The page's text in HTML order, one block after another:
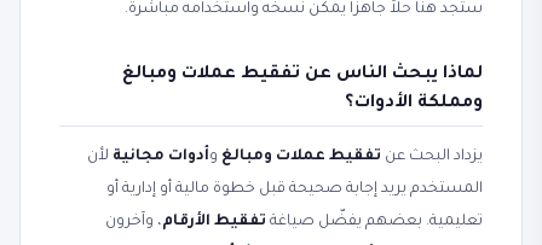
ستجد هنا حلاً جاهزاً يمكن نسخه واستخدامه مباشرة.
لماذا يبحث الناس عن تفقيط عملات ومبالغ
ومملكة الأدوات؟
يزداد البحث عن تفقيط عملات ومبالغ وأدوات مجانية لأن
المستخدم يريد إجابة صحيحة قبل خطوة مالية أو إدارية أو
تعليمية. بعضهم يفضّل صياغة تفقيط الأرقام، وآخرون